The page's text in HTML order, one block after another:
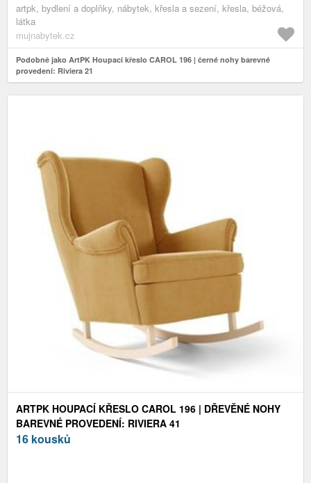
artpk, bydlení a doplňky, nábytek, křesla a sezení, křesla, béžová,
látka
mujnabytek.cz
Podobně jako ArtPK Houpací křeslo CAROL 196 | černé nohy barevné
provedení: Riviera 21
ARTPK HOUPACÍ KŘESLO CAROL 196 | DŘEVĚNÉ NOHY
BAREVNÉ PROVEDENÍ: RIVIERA 41
16 kousků